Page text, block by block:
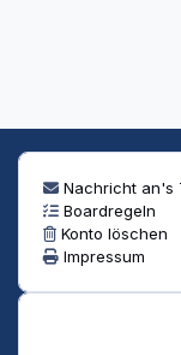
Nachricht an's
Boardregeln
Konto löschen
Impressum